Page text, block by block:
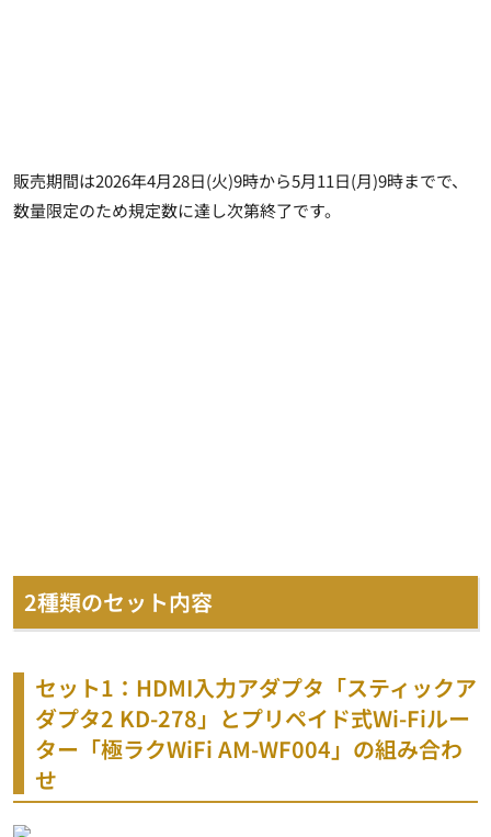
販売期間は2026年4月28日(火)9時から5月11日(月)9時までで、
数量限定のため規定数に達し次第終了です。
2種類のセット内容
セット1：HDMI入力アダプタ「スティックア
ダプタ2 KD-278」とプリペイド式Wi-Fiルー
ター「極ラクWiFi AM-WF004」の組み合わ
せ